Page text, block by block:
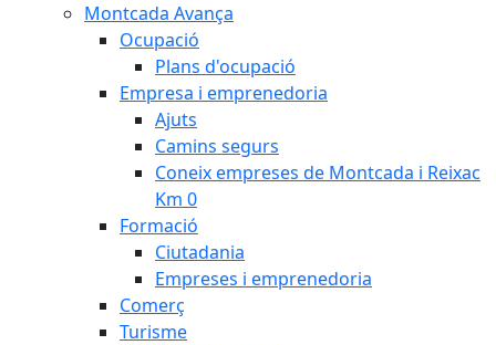
Montcada Avança
Ocupació
Plans d'ocupació
Empresa i emprenedoria
Ajuts
Camins segurs
Coneix empreses de Montcada i Reixac
Km 0
Formació
Ciutadania
Empreses i emprenedoria
Comerç
Turisme